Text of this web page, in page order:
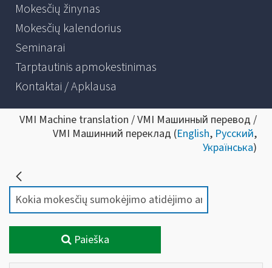
Mokesčių žinynas
Mokesčių kalendorius
Seminarai
Tarptautinis apmokestinimas
Kontaktai / Apklausa
VMI Machine translation / VMI Машинный перевод /
VMI Машинний переклад (English, Русский,
Українська)
Paieška